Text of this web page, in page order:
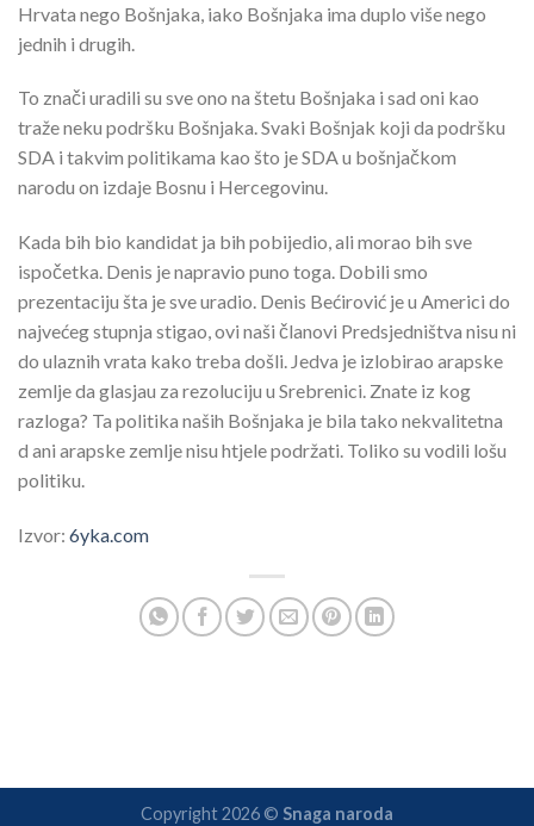
Hrvata nego Bošnjaka, iako Bošnjaka ima duplo više nego
jednih i drugih.
To znači uradili su sve ono na štetu Bošnjaka i sad oni kao
traže neku podršku Bošnjaka. Svaki Bošnjak koji da podršku
SDA i takvim politikama kao što je SDA u bošnjačkom
narodu on izdaje Bosnu i Hercegovinu.
Kada bih bio kandidat ja bih pobijedio, ali morao bih sve
ispočetka. Denis je napravio puno toga. Dobili smo
prezentaciju šta je sve uradio. Denis Bećirović je u Americi do
najvećeg stupnja stigao, ovi naši članovi Predsjedništva nisu ni
do ulaznih vrata kako treba došli. Jedva je izlobirao arapske
zemlje da glasjau za rezoluciju u Srebrenici. Znate iz kog
razloga? Ta politika naših Bošnjaka je bila tako nekvalitetna
d ani arapske zemlje nisu htjele podržati. Toliko su vodili lošu
politiku.
Izvor: 6yka.com
Copyright 2026 © Snaga naroda